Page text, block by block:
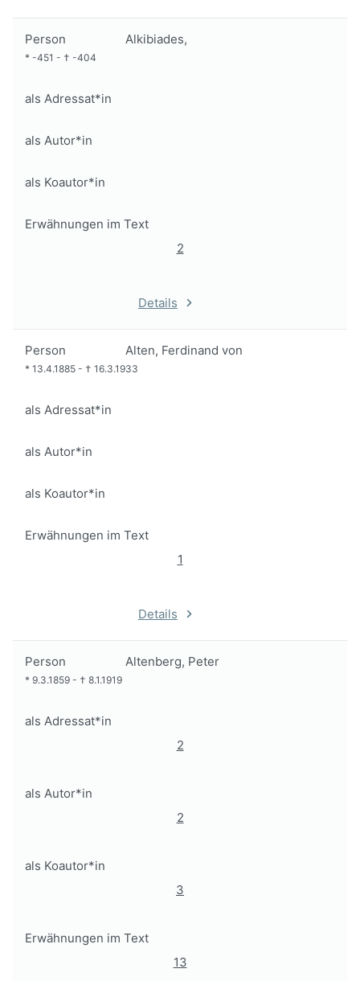
Person Alkibiades,
* -451 - † -404
als Adressat*in
als Autor*in
als Koautor*in
Erwähnungen im Text
2
Details
Person Alten, Ferdinand von
* 13.4.1885 - † 16.3.1933
als Adressat*in
als Autor*in
als Koautor*in
Erwähnungen im Text
1
Details
Person Altenberg, Peter
* 9.3.1859 - † 8.1.1919
als Adressat*in
2
als Autor*in
2
als Koautor*in
3
Erwähnungen im Text
13